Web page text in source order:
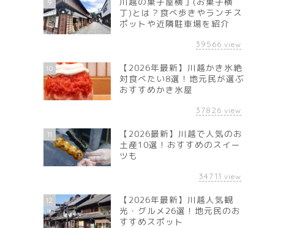
9
丁)とは？食べ歩きやランチス
ポットや近隣駐車場を紹介
39566 view
10
【2026年最新】川越かき氷絶
対食べたい8選！地元民が選ぶ
おすすめかき氷屋
37826 view
11
【2026最新】川越で人気のお
土産10選！おすすめのスイー
ツも
34711 view
12
【2026年最新】川越人気観
光・グルメ26選！地元民のお
すすめスポット